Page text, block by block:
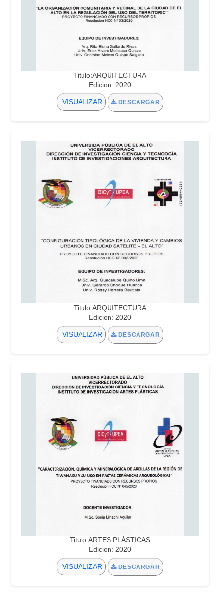
Titulo:ARQUITECTURA
Edicion: 2020
VISUALIZAR DESCARGAR
Titulo:ARQUITECTURA
Edicion: 2020
VISUALIZAR DESCARGAR
Titulo:ARTES PLÁSTICAS
Edicion: 2020
VISUALIZAR DESCARGAR